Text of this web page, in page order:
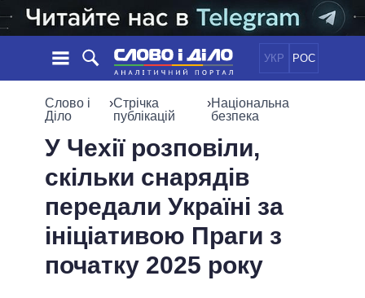
УКР РОС
НОВИНИ
СТРІЧКА
СТАТТІ
ДУМКИ
ОГЛЯДИ
ДАЙДЖЕСТИ
ПОЛІТИКА
ЕКОНОМІКА
СУСПІЛЬСТВО
СВІТ
ПОЛIТИКИ
УСІ ПОЛІТИКИ
ПРЕЗИДЕНТ І ОФІС
ВЕРХОВНА РАДА
КАБІНЕТ МІНІСТРІВ
ІНФОГРАФІКА
ВІДЕО
ПІДТРИМАТИ
Слово і
Діло
›Стрічка
публікацій
›Національна
безпека
У Чехії розповіли,
скільки снарядів
передали Україні за
ініціативою Праги з
початку 2025 року